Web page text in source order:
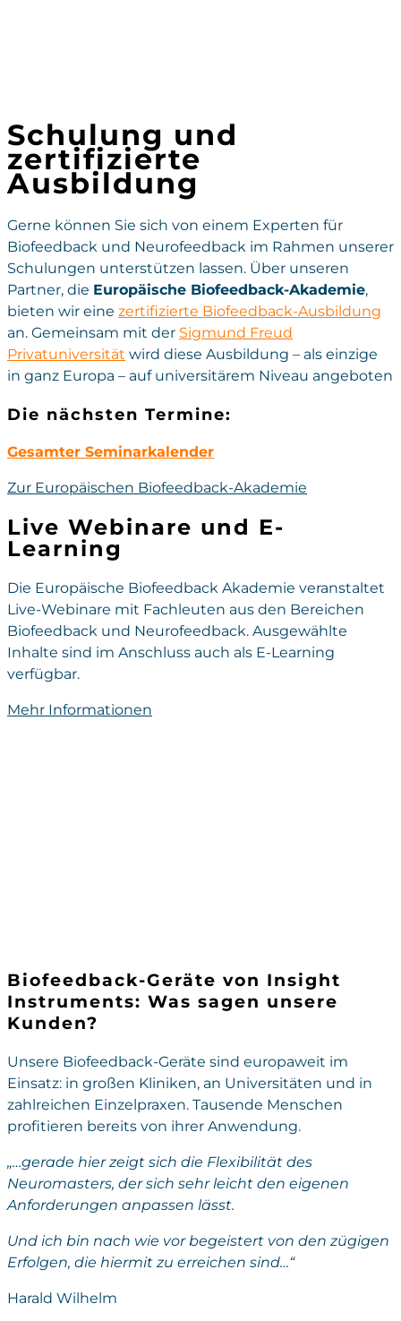
Schulung und
zertifizierte
Ausbildung
Gerne können Sie sich von einem Experten für
Biofeedback und Neurofeedback im Rahmen unserer
Schulungen unterstützen lassen. Über unseren
Partner, die Europäische Biofeedback-Akademie,
bieten wir eine zertifizierte Biofeedback-Ausbildung
an. Gemeinsam mit der Sigmund Freud
Privatuniversität wird diese Ausbildung – als einzige
in ganz Europa – auf universitärem Niveau angeboten
Die nächsten Termine:
Gesamter Seminarkalender
Zur Europäischen Biofeedback-Akademie
Live Webinare und E-
Learning
Die Europäische Biofeedback Akademie veranstaltet
Live-Webinare mit Fachleuten aus den Bereichen
Biofeedback und Neurofeedback. Ausgewählte
Inhalte sind im Anschluss auch als E-Learning
verfügbar.
Mehr Informationen
Biofeedback-Geräte von Insight
Instruments: Was sagen unsere
Kunden?
Unsere Biofeedback-Geräte sind europaweit im
Einsatz: in großen Kliniken, an Universitäten und in
zahlreichen Einzelpraxen. Tausende Menschen
profitieren bereits von ihrer Anwendung.
„…gerade hier zeigt sich die Flexibilität des
Neuromasters, der sich sehr leicht den eigenen
Anforderungen anpassen lässt.
Und ich bin nach wie vor begeistert von den zügigen
Erfolgen, die hiermit zu erreichen sind…“
Harald Wilhelm